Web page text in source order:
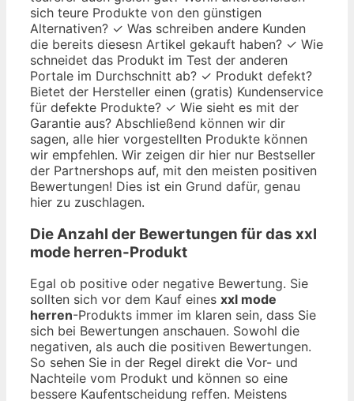
sich teure Produkte von den günstigen
Alternativen? ✓ Was schreiben andere Kunden
die bereits diesesn Artikel gekauft haben? ✓ Wie
schneidet das Produkt im Test der anderen
Portale im Durchschnitt ab? ✓ Produkt defekt?
Bietet der Hersteller einen (gratis) Kundenservice
für defekte Produkte? ✓ Wie sieht es mit der
Garantie aus? Abschließend können wir dir
sagen, alle hier vorgestellten Produkte können
wir empfehlen. Wir zeigen dir hier nur Bestseller
der Partnershops auf, mit den meisten positiven
Bewertungen! Dies ist ein Grund dafür, genau
hier zu zuschlagen.
Die Anzahl der Bewertungen für das xxl
mode herren-Produkt
Egal ob positive oder negative Bewertung. Sie
sollten sich vor dem Kauf eines xxl mode
herren-Produkts immer im klaren sein, dass Sie
sich bei Bewertungen anschauen. Sowohl die
negativen, als auch die positiven Bewertungen.
So sehen Sie in der Regel direkt die Vor- und
Nachteile vom Produkt und können so eine
bessere Kaufentscheidung reffen. Meistens